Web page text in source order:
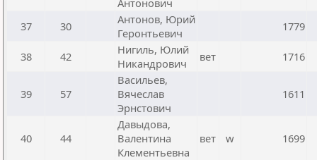
Антонович
37 30
Антонов, Юрий
Геронтьевич
1779
38 42
Нигиль, Юлий
Никандрович
вет 1716
39 57
Васильев,
Вячеслав
Эрнстович
1611
40 44
Давыдова,
Валентина
Клементьевна
вет w 1699